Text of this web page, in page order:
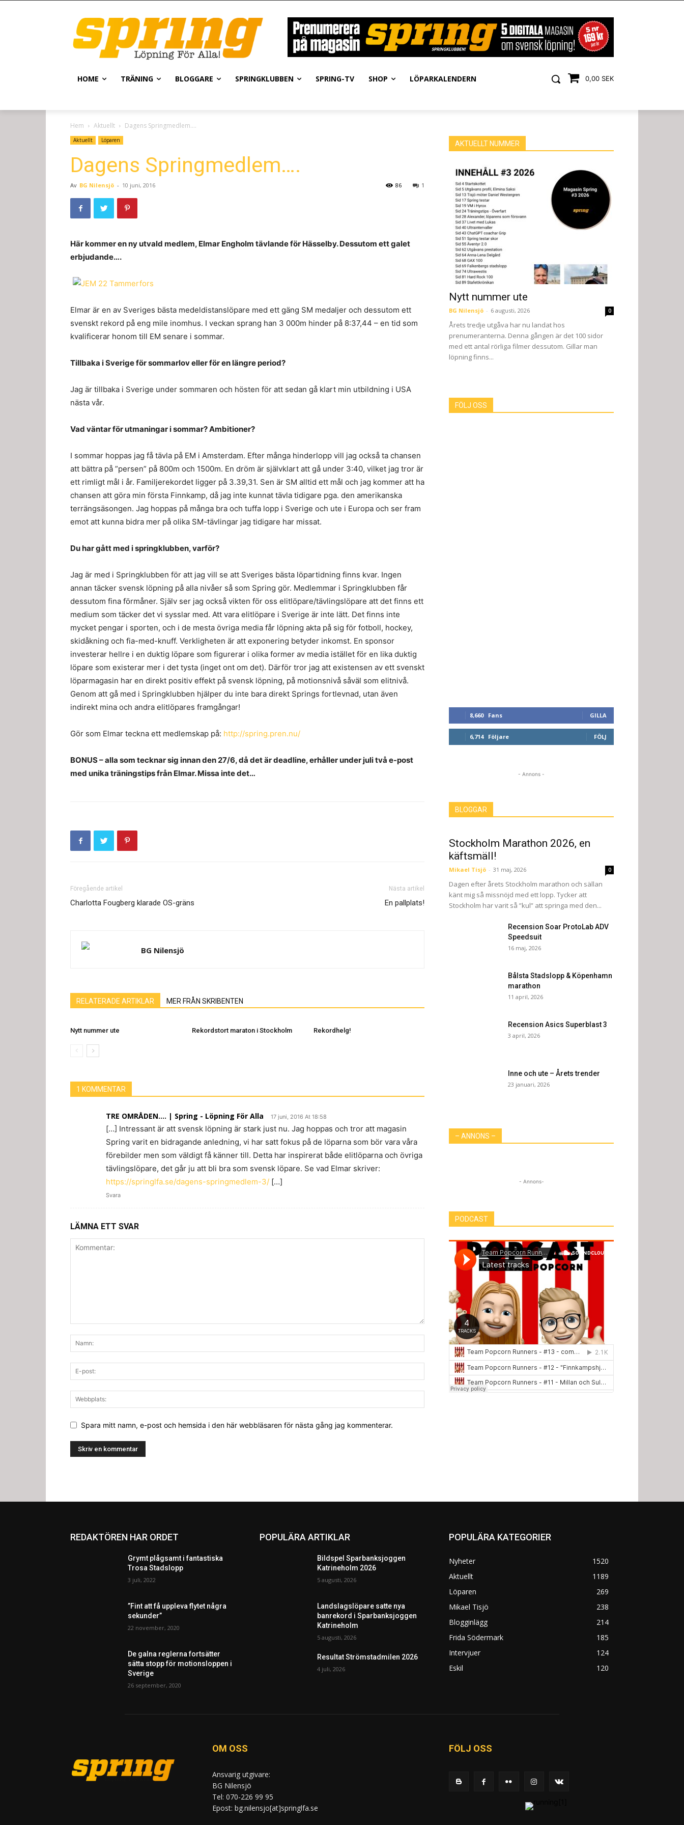
0,00 SEK
HOME TRÄNING BLOGGARE SPRINGKLUBBEN SPRING-TV SHOP LÖPARKALENDERN
Hem Aktuellt Dagens Springmedlem….
Aktuellt Löparen
Dagens Springmedlem….
Av BG Nilensjö - 10 juni, 2016 1
86
Här kommer en ny utvald medlem, Elmar Engholm tävlande för Hässelby. Dessutom ett galet
erbjudande….
Elmar är en av Sveriges bästa medeldistanslöpare med ett gäng SM medaljer och dessutom ett
svenskt rekord på eng mile inomhus. I veckan sprang han 3 000m hinder på 8:37,44 – en tid som
kvalificerar honom till EM senare i sommar.
Tillbaka i Sverige för sommarlov eller för en längre period?
Jag är tillbaka i Sverige under sommaren och hösten för att sedan gå klart min utbildning i USA
nästa vår.
Vad väntar för utmaningar i sommar? Ambitioner?
I sommar hoppas jag få tävla på EM i Amsterdam. Efter många hinderlopp vill jag också ta chansen
att bättra på ”persen” på 800m och 1500m. En dröm är självklart att gå under 3:40, vilket jag tror är
ett rimligt mål i år. Familjerekordet ligger på 3.39,31. Sen är SM alltid ett mål och jag kommer att ha
chansen att göra min första Finnkamp, då jag inte kunnat tävla tidigare pga. den amerikanska
terrängsäsongen. Jag hoppas på många bra och tuffa lopp i Sverige och ute i Europa och ser fram
emot att kunna bidra mer på olika SM-tävlingar jag tidigare har missat.
Du har gått med i springklubben, varför?
Jag är med i Springklubben för att jag vill se att Sveriges bästa löpartidning finns kvar. Ingen
annan täcker svensk löpning på alla nivåer så som Spring gör. Medlemmar i Springklubben får
dessutom fina förmåner. Själv ser jag också vikten för oss elitlöpare/tävlingslöpare att det finns ett
medium som täcker det vi sysslar med. Att vara elitlöpare i Sverige är inte lätt. Det finns inte
mycket pengar i sporten, och i de mesta övriga media får löpning akta på sig för fotboll, hockey,
skidåkning och fia-med-knuff. Verkligheten är att exponering betyder inkomst. En sponsor
investerar hellre i en duktig löpare som figurerar i olika former av media istället för en lika duktig
löpare som existerar mer i det tysta (inget ont om det). Därför tror jag att existensen av ett svenskt
löparmagasin har en direkt positiv effekt på svensk löpning, på motionsnivå såväl som elitnivå.
Genom att gå med i Springklubben hjälper du inte bara direkt Springs fortlevnad, utan även
indirekt mina och andra elitlöpares framgångar!
Gör som Elmar teckna ett medlemskap på: http://spring.pren.nu/
BONUS – alla som tecknar sig innan den 27/6, då det är deadline, erhåller under juli två e-post
med unika träningstips från Elmar. Missa inte det…
Föregående artikel
Charlotta Fougberg klarade OS-gräns
Nästa artikel
En pallplats!
BG Nilensjö
RELATERADE ARTIKLAR MER FRÅN SKRIBENTEN
Nytt nummer ute Rekordstort maraton i Stockholm Rekordhelg!
1 KOMMENTAR
TRE OMRÅDEN.... | Spring - Löpning För Alla 17 juni, 2016 At 18:58
[…] Intressant är att svensk löpning är stark just nu. Jag hoppas och tror att magasin
Spring varit en bidragande anledning, vi har satt fokus på de löparna som bör vara våra
förebilder men som väldigt få känner till. Detta har inspirerat både elitlöparna och övriga
tävlingslöpare, det går ju att bli bra som svensk löpare. Se vad Elmar skriver:
https://springlfa.se/dagens-springmedlem-3/ […]
Svara
LÄMNA ETT SVAR
Spara mitt namn, e-post och hemsida i den här webbläsaren för nästa gång jag kommenterar.
AKTUELLT NUMMER
Nytt nummer ute
BG Nilensjö - 6 augusti, 2026 0
Årets tredje utgåva har nu landat hos
prenumeranterna. Denna gången är det 100 sidor
med ett antal rörliga filmer dessutom. Gillar man
löpning finns...
FÖLJ OSS
8,660 Fans GILLA
6,714 Följare FÖLJ
- Annons -
BLOGGAR
Stockholm Marathon 2026, en
käftsmäll!
Mikael Tisjö - 31 maj, 2026 0
Dagen efter årets Stockholm marathon och sällan
känt mig så missnöjd med ett lopp. Tycker att
Stockholm har varit så ”kul” att springa med den...
Recension Soar ProtoLab ADV
Speedsuit
16 maj, 2026
Bålsta Stadslopp & Köpenhamn
marathon
11 april, 2026
Recension Asics Superblast 3
3 april, 2026
Inne och ute – Årets trender
23 januari, 2026
– ANNONS –
- Annons-
PODCAST
REDAKTÖREN HAR ORDET
Grymt plågsamt i fantastiska
Trosa Stadslopp
3 juli, 2022
”Fint att få uppleva flytet några
sekunder”
22 november, 2020
De galna reglerna fortsätter
sätta stopp för motionsloppen i
Sverige
26 september, 2020
POPULÄRA ARTIKLAR
Bildspel Sparbanksjoggen
Katrineholm 2026
5 augusti, 2026
Landslagslöpare satte nya
banrekord i Sparbanksjoggen
Katrineholm
5 augusti, 2026
Resultat Strömstadmilen 2026
4 juli, 2026
POPULÄRA KATEGORIER
Nyheter
1520
Aktuellt
1189
Löparen
269
Mikael Tisjö
238
Blogginlägg
214
Frida Södermark
185
Intervjuer
124
Eskil
120
OM OSS
Ansvarig utgivare:
BG Nilensjö
Tel: 070-226 99 95
Epost: bg.nilensjo[at]springlfa.se
FÖLJ OSS